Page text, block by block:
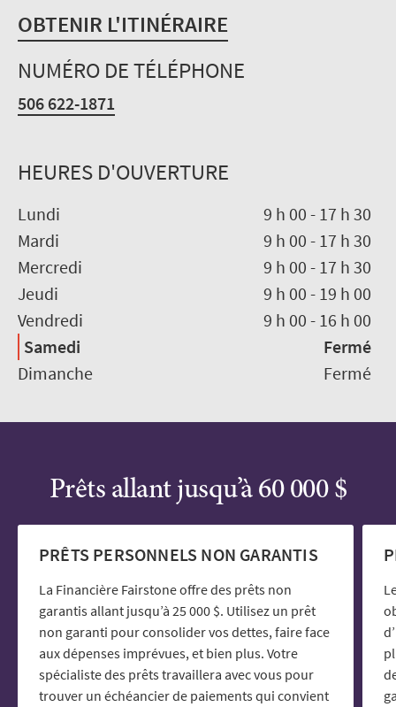
OBTENIR L'ITINÉRAIRE
NUMÉRO DE TÉLÉPHONE
506 622-1871
HEURES D'OUVERTURE
Lundi 9 h 00 - 17 h 30
Mardi
9 h 00 - 17 h 30
Mercredi
9 h 00 - 17 h 30
Jeudi
9 h 00 - 19 h 00
Vendredi
9 h 00 - 16 h 00
Samedi
Fermé
Dimanche
Fermé
Prêts allant jusqu’à 60 000 $
PRÊTS PERSONNELS NON GARANTIS
La Financière Fairstone offre des prêts non
garantis allant jusqu’à 25 000 $. Utilisez un prêt
non garanti pour consolider vos dettes, faire face
aux dépenses imprévues, et bien plus. Votre
spécialiste des prêts travaillera avec vous pour
trouver un échéancier de paiements qui convient